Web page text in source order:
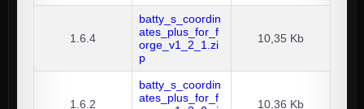
1.6.4
batty_s_coordin
ates_plus_for_f
orge_v1_2_1.zi
p
10,35 Kb
1.6.2
batty_s_coordin
ates_plus_for_f
10,36 Kb